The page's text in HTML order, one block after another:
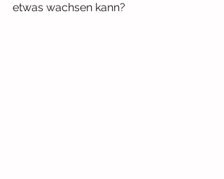
etwas wachsen kann?